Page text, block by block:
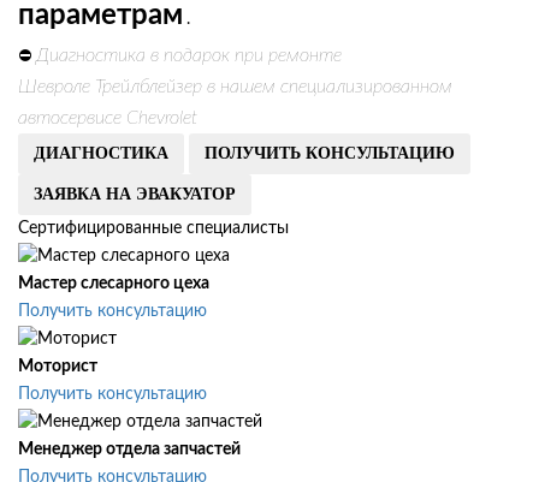
параметрам .
⛔ Диагностика в подарок при ремонте
Шевроле Трейлблейзер в нашем специализированном
автосервисе Chevrolet
ДИАГНОСТИКА ПОЛУЧИТЬ КОНСУЛЬТАЦИЮ
ЗАЯВКА НА ЭВАКУАТОР
Сертифицированные специалисты
Мастер слесарного цеха
Получить консультацию
Моторист
Получить консультацию
Менеджер отдела запчастей
Получить консультацию